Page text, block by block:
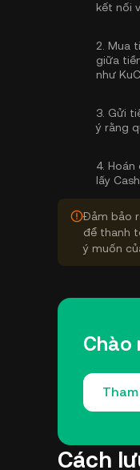
kết nối
2. Mua
giữa
như
3. Gửi
ý rằng
4. Hoán
lấy
Đảm bảo
để thanh
ý muốn
Chào
Cách